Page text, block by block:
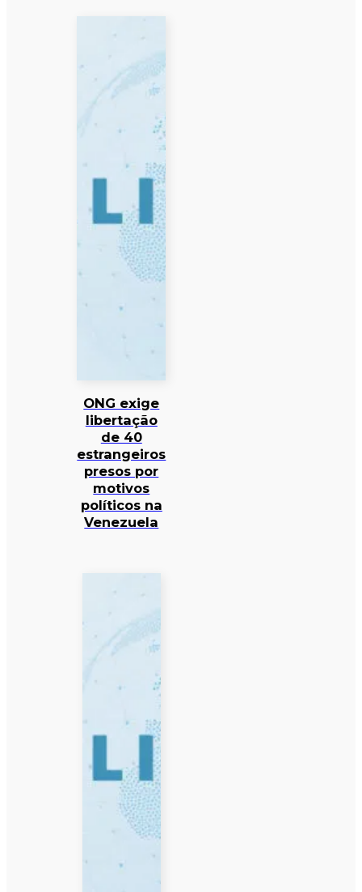
ONG exige
libertação
de 40
estrangeiros
presos por
motivos
políticos na
Venezuela